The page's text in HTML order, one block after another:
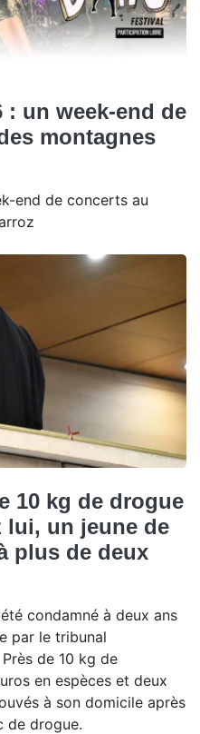
: un week-end de
montagnes
end de concerts au
10 kg de drogue
lui, un jeune de
plus de deux
condamné à deux ans
par le tribunal
de 10 kg de
en espèces et deux
à son domicile après
de drogue.